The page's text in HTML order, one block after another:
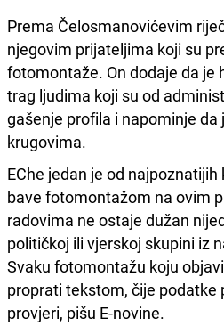
Prema Čelosmanovićevim
njegovim prijateljima koji su
fotomontaže. On dodaje da je
trag ljudima koji su od
gašenje profila i napominje da
krugovima.
EChe jedan je od
bave fotomontažom na ovim
radovima ne ostaje dužan
političkoj ili vjerskoj skupini iz
Svaku fotomontažu koju
proprati tekstom, čije podatke
provjeri, pišu E-novine.